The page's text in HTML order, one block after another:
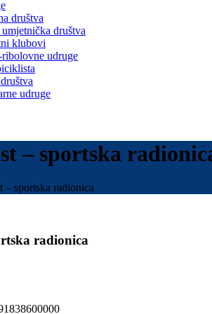
društva
društva
klubovi
ribolovne udruge
udruge
– sportska
– sportska radionica
radionica